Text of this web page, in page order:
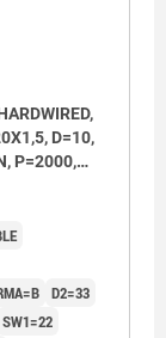
D=10,
P=2000,
D2=33
SW1=22